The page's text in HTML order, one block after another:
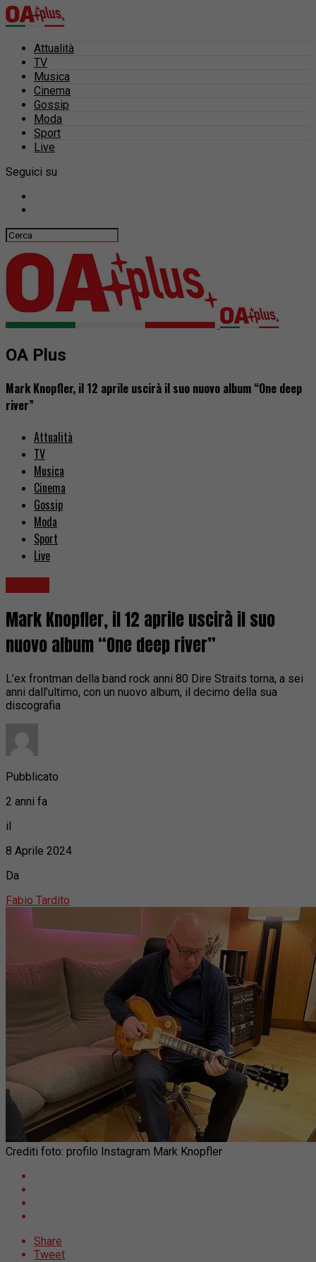
Attualità
TV
Musica
Cinema
Gossip
Moda
Sport
Live
Seguici su
OA Plus
Mark Knopfler, il 12 aprile uscirà il suo nuovo album “One deep
river”
Attualità
TV
Musica
Cinema
Gossip
Moda
Sport
Live
Mark Knopfler, il 12 aprile uscirà il suo
nuovo album “One deep river”
L’ex frontman della band rock anni 80 Dire Straits torna, a sei
anni dall’ultimo, con un nuovo album, il decimo della sua
discografia
Pubblicato
2 anni fa
il
8 Aprile 2024
Da
Fabio Tardito
Crediti foto: profilo Instagram Mark Knopfler
Share
Tweet